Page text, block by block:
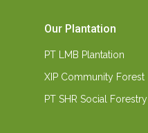
Our Plantation
PT LMB Plantation
XIP Community Forest
PT SHR Social Forestry